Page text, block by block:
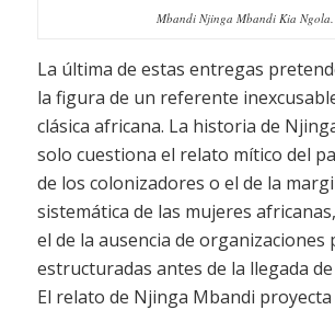
Mbandi Njinga Mbandi Kia Ngola.
La última de estas entregas
la figura de un referente
clásica africana. La historia de
solo cuestiona el relato mítico del
de los colonizadores o el de la
sistemática de las mujeres
el de la ausencia de organizaciones
estructuradas antes de la llegada
El relato de Njinga Mbandi proyecta